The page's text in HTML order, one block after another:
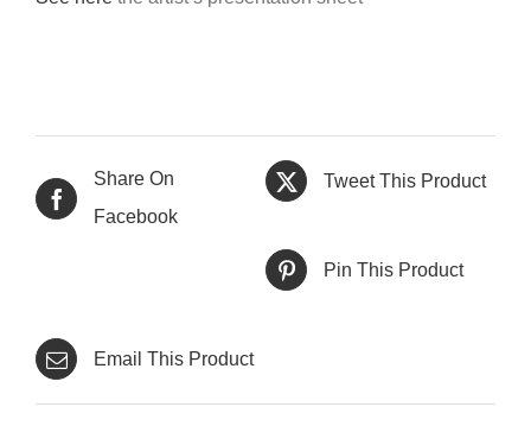
Share On
Facebook
Tweet This Product
Pin This Product
Email This Product